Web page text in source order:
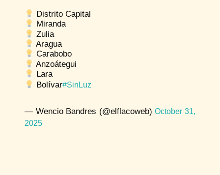
Distrito Capital
Miranda
Zulia
Aragua
Carabobo
Anzoátegui
Lara
Bolívar#SinLuz
— Wencio Bandres (@elflacoweb)October 31,
2025